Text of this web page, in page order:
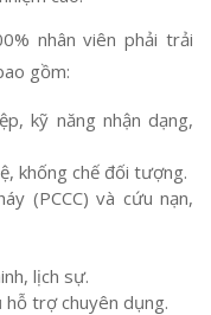
nhân viên phải trải
gồm:
kỹ năng nhận dạng,
khống chế đối tượng.
(PCCC) và cứu nạn,
lịch sự.
hỗ trợ chuyên dụng.